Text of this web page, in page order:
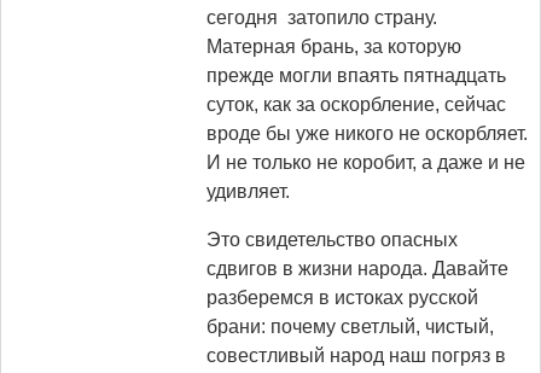
сегодня затопило страну.
Матерная брань, за которую
прежде могли впаять пятнадцать
суток, как за оскорбление, сейчас
вроде бы уже никого не оскорбляет.
И не только не коробит, а даже и не
удивляет.
Это свидетельство опасных
сдвигов в жизни народа. Давайте
разберемся в истоках русской
брани: почему светлый, чистый,
совестливый народ наш погряз в